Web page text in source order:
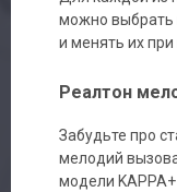
можно выбрать
и менять их
Реалтон
Забудьте про
мелодий
модели